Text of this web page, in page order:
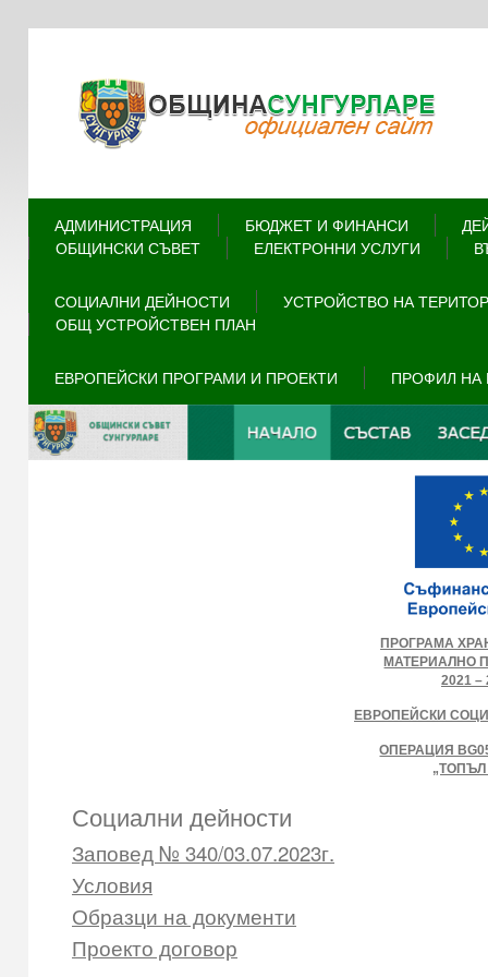
АДМИНИСТРАЦИЯ БЮДЖЕТ И ФИНАНСИ
ОБЩИНСКИ СЪВЕТ
ЕЛЕКТРОННИ УСЛУГИ
СОЦИАЛНИ ДЕЙНОСТИ
УСТРОЙСТВО НА
ОБЩ УСТРОЙСТВЕН ПЛАН
ЕВРОПЕЙСКИ ПРОГРАМИ И ПРОЕКТИ ПРОФИЛ НА
ПРОГРАМА
МАТЕРИАЛНО
2021 –
ЕВРОПЕЙСКИ
ОПЕРАЦИЯ
Социални дейности
Заповед № 340/03.07.2023г.
Условия
Образци на документи
Проекто договор